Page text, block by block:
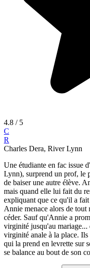
4.8 / 5
C
R
Charles Dera, River Lynn
Une étudiante en fac issue
Lynn), surprend un prof, le
de baiser une autre élève.
mais quand elle lui fait du
expliquant que ce qu'il a
Annie menace alors de
céder. Sauf qu'Annie a
virginité jusqu'au mariage...
virginité anale à la place.
qui la prend en levrette sur
se balance au bout de son